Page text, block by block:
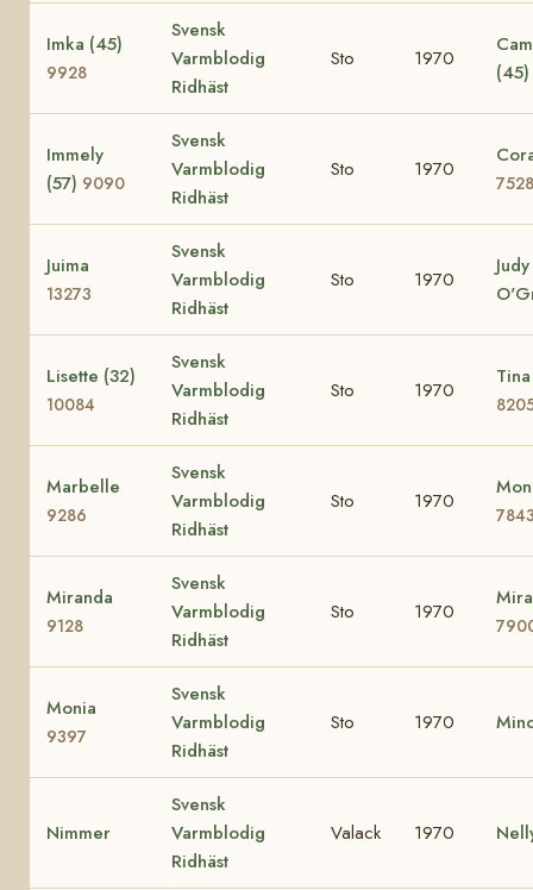
Imka (45)
9928
Svensk
Varmblodig
Ridhäst
Sto 1970
(45)
Immely
(57) 9090
Svensk
Varmblodig
Ridhäst
Sto 1970
7528
Juima
13273
Svensk
Varmblodig
Ridhäst
Sto 1970
Judy
Lisette (32)
10084
Svensk
Varmblodig
Ridhäst
Sto 1970
Marbelle
9286
Svensk
Varmblodig
Ridhäst
Sto 1970
Miranda
9128
Svensk
Varmblodig
Ridhäst
Sto 1970
Monia
9397
Svensk
Varmblodig
Ridhäst
Sto 1970
Nimmer
Svensk
Varmblodig
Ridhäst
Valack 1970